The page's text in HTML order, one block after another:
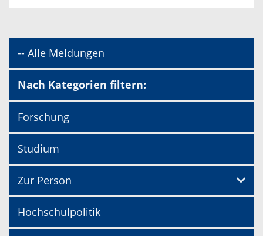
-- Alle Meldungen
Nach Kategorien filtern:
Forschung
Studium
Zur Person
Hochschulpolitik